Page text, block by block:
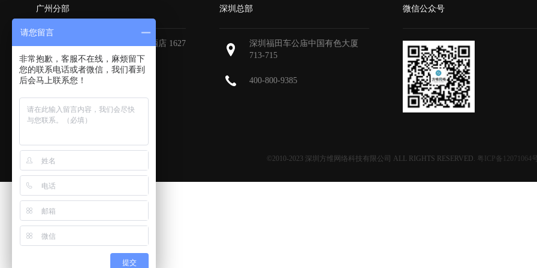
广州分部
广州天河区地中海国际酒店 1627
深圳总部
深圳福田车公庙中国有色大厦
713-715
400-800-9385
微信公众号
©2010-2023 深圳方维网络科技有限公司 ALL RIGHTS RESERVED. 粤ICP备12071064
请您留言
非常抱歉，客服不在线，麻烦留下
您的联系电话或者微信，我们看到
后会马上联系您！
提交